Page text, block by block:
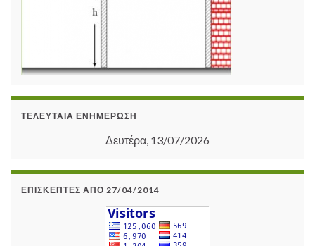
ΤΕΛΕΥΤΑΊΑ ΕΝΗΜΈΡΩΣΗ
Δευτέρα, 13/07/2026
ΕΠΙΣΚΈΠΤΕΣ ΑΠΌ 27/04/2014